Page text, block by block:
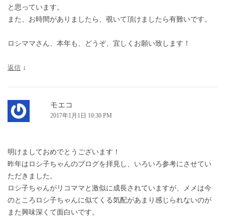
と思っています。
また、お時間がありましたら、覗いて頂けましたら有難いです。
ロシママさん、本年も、どうぞ、宜しくお願い致します！
返信 ↓
モエコ
2017年1月1日 10:30 PM
明けましておめでとうございます！
昨年はロシ子ちゃんのブログを拝見し、いろいろ参考にさせてい
ただきました。
ロシ子ちゃんがリコママと激似に成長されていますが、メメは今
のところロシ子ちゃんに似てくる気配があまり感じられないのが
また興味深くて面白いです。